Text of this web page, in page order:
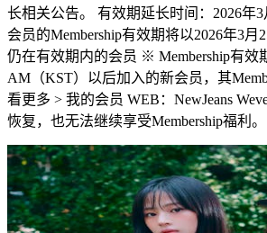
长相关公告。 有效期延长时间：2026年
会员的Membership有效期将以2026年3
仍在有效期内的会员 ※ Membership有效
AM（KST）以后加入的新会员，其
看更多 > 我的会员 WEB：NewJeans
恢复，也无法继续享受Membership福利